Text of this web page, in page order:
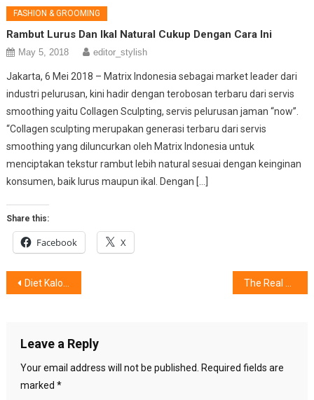
FASHION & GROOMING
Rambut Lurus Dan Ikal Natural Cukup Dengan Cara Ini
May 5, 2018 editor_stylish
Jakarta, 6 Mei 2018 – Matrix Indonesia sebagai market leader dari
industri pelurusan, kini hadir dengan terobosan terbaru dari servis
smoothing yaitu Collagen Sculpting, servis pelurusan jaman “now”.
“Collagen sculpting merupakan generasi terbaru dari servis
smoothing yang diluncurkan oleh Matrix Indonesia untuk
menciptakan tekstur rambut lebih natural sesuai dengan keinginan
konsumen, baik lurus maupun ikal. Dengan […]
Share this:
Facebook X
Post
Diet Kalori Bermanfaat Tingkatkan Fungsi Seksual Pria The Real Princess Diaries: From Diana to Meghan Wedding
Leave a Reply
Your email address will not be published. Required fields are
marked *